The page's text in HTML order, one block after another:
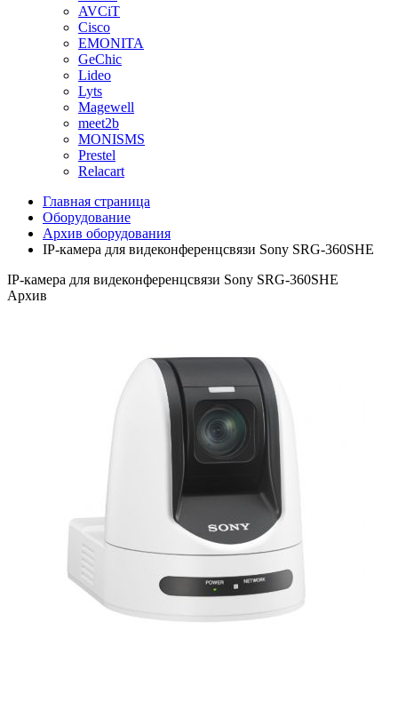
AVCiT
Cisco
EMONITA
GeChic
Lideo
Lyts
Magewell
meet2b
MONISMS
Prestel
Relacart
Главная страница
Оборудование
Архив оборудования
IP-камера для видеконференцсвязи Sony SRG-360SHE
IP-камера для видеконференцсвязи Sony SRG-360SHE
Архив